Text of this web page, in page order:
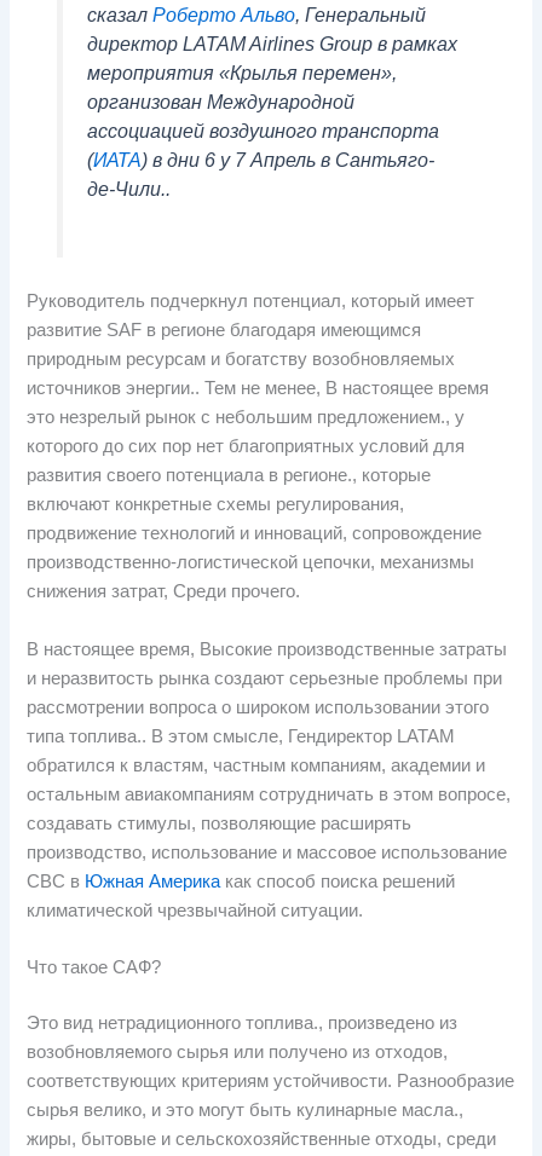
сказал Роберто Альво, Генеральный
директор LATAM Airlines Group в рамках
мероприятия «Крылья перемен»,
организован Международной
ассоциацией воздушного транспорта
(ИАТА) в дни 6 у 7 Апрель в Сантьяго-
де-Чили..
Руководитель подчеркнул потенциал, который имеет
развитие SAF в регионе благодаря имеющимся
природным ресурсам и богатству возобновляемых
источников энергии.. Тем не менее, В настоящее время
это незрелый рынок с небольшим предложением., у
которого до сих пор нет благоприятных условий для
развития своего потенциала в регионе., которые
включают конкретные схемы регулирования,
продвижение технологий и инноваций, сопровождение
производственно-логистической цепочки, механизмы
снижения затрат, Среди прочего.
В настоящее время, Высокие производственные затраты
и неразвитость рынка создают серьезные проблемы при
рассмотрении вопроса о широком использовании этого
типа топлива.. В этом смысле, Гендиректор LATAM
обратился к властям, частным компаниям, академии и
остальным авиакомпаниям сотрудничать в этом вопросе,
создавать стимулы, позволяющие расширять
производство, использование и массовое использование
СВС в Южная Америка как способ поиска решений
климатической чрезвычайной ситуации.
Что такое САФ?
Это вид нетрадиционного топлива., произведено из
возобновляемого сырья или получено из отходов,
соответствующих критериям устойчивости. Разнообразие
сырья велико, и это могут быть кулинарные масла.,
жиры, бытовые и сельскохозяйственные отходы, среди